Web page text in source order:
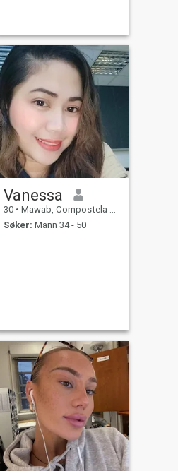
Vanessa
30 • Mawab, Compostela Valley, Filippinene
Søker: Mann 34 - 50